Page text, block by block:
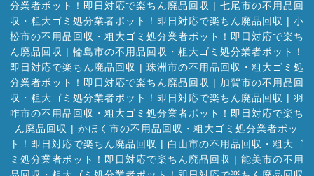
分業者ポット！即日対応で楽ちん廃品回収 | 七尾市の不用品回
収・粗大ゴミ処分業者ポット！即日対応で楽ちん廃品回収 | 小
松市の不用品回収・粗大ゴミ処分業者ポット！即日対応で楽ち
ん廃品回収 | 輪島市の不用品回収・粗大ゴミ処分業者ポット！
即日対応で楽ちん廃品回収 | 珠洲市の不用品回収・粗大ゴミ処
分業者ポット！即日対応で楽ちん廃品回収 | 加賀市の不用品回
収・粗大ゴミ処分業者ポット！即日対応で楽ちん廃品回収 | 羽
咋市の不用品回収・粗大ゴミ処分業者ポット！即日対応で楽ち
ん廃品回収 | かほく市の不用品回収・粗大ゴミ処分業者ポッ
ト！即日対応で楽ちん廃品回収 | 白山市の不用品回収・粗大ゴ
ミ処分業者ポット！即日対応で楽ちん廃品回収 | 能美市の不用